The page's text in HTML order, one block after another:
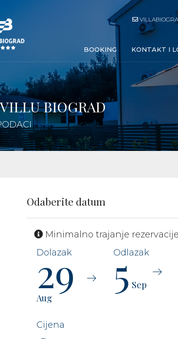
BOOKING KONTAKT I
BIOGRAD
Odaberite datum
Minimalno trajanje
29
Aug 5Sep